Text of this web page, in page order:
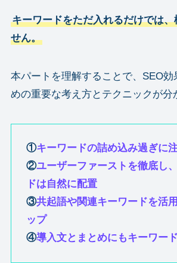
キーワードをただ入れるだけでは
せん。
本パートを理解することで、SEO効
めの重要な考え方とテクニックが分
①キーワードの詰め込み過ぎに
②ユーザーファーストを徹底し
ドは自然に配置
③共起語や関連キーワードを活
ップ
④導入文とまとめにもキーワー